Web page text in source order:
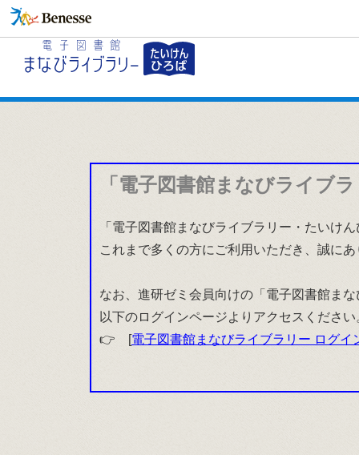
「電子図書館まなびライブ
「電子図書館まなびライブラリー・たいけ
これまで多くの方にご利用いただき、誠に
なお、進研ゼミ会員向けの「電子図書館ま
以下のログインページよりアクセスください
👉 [電子図書館まなびライブラリー ログイ